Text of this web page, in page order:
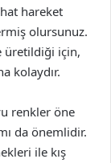
hareket
olursunuz.
üretildiği için,
kolaydır.
renkler öne
da önemlidir.
ile kış